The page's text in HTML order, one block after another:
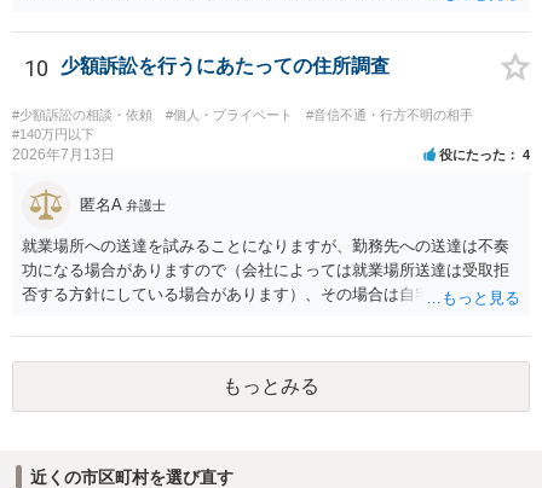
料します。
10 少額訴訟を行うにあたっての住所調査
#少額訴訟の相談・依頼 #個人・プライベート
#音信不通・行方不明の相手
#140万円以下
2026年7月13日 役にたった 4
匿名A 弁護士
就業場所への送達を試みることになりますが、勤務先への送達は不奏
功になる場合がありますので（会社によっては就業場所送達は受取拒
否する方針にしている場合があります）、その場合は自宅の住所調査
もっとみる
近くの市区町村を選び直す